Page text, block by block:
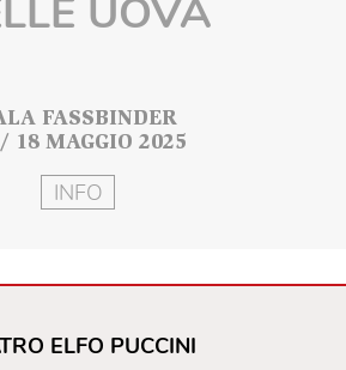
UOVA
FASSBINDER
18 MAGGIO 2025
INFO
ELFO PUCCINI